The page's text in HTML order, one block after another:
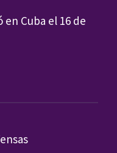
en Cuba el 16 de